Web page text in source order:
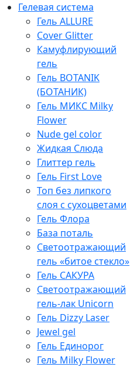
Гелевая система
Гель ALLURE
Cover Glitter
Камуфлирующий
гель
Гель BOTANIK
(БОТАНИК)
Гель МИКС Milky
Flower
Nude gel color
Жидкая Слюда
Глиттер гель
Гель First Love
Топ без липкого
слоя с сухоцветами
Гель Флора
База поталь
Светоотражающий
гель «битое стекло»
Гель САКУРА
Светоотражающий
гель-лак Unicorn
Гель Dizzy Laser
Jewel gel
Гель Единорог
Гель Milky Flower